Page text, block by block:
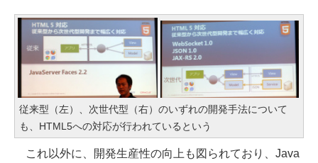
従来型（左）、次世代型（右）のいずれの開発手法について
も、HTML5への対応が行われているという
これ以外に、開発生産性の向上も図られており、Java